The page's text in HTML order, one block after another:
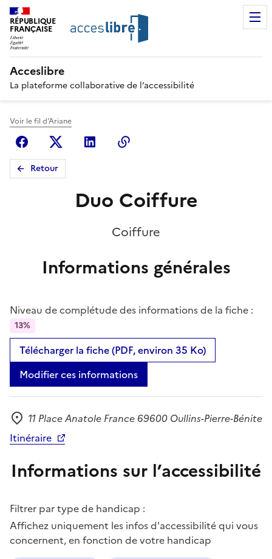
RÉPUBLIQUE
FRANÇAISE
Acceslibre
La plateforme collaborative de l’accessibilité
Voir le fil d'Ariane
FacebookX (anciennement Twitter)
Linkedin
Retour
Duo Coiffure
Coiffure
Informations générales
Niveau de complétude des informations de la fiche :
13%
Télécharger la fiche (PDF, environ 35 Ko)
Modifier ces informations
Adresse
11 Place Anatole France 69600 Oullins-Pierre-Bénite
Itinéraire
Informations sur l’accessibilité
Filtrer par type de handicap :
Affichez uniquement les infos d'accessibilité qui vous
concernent, en fonction de votre handicap